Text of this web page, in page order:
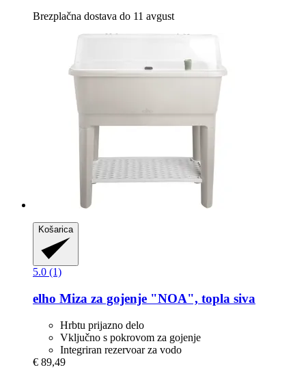
Brezplačna dostava do 11 avgust
Košarica
5.0 (1)
elho Miza za gojenje "NOA", topla siva
Hrbtu prijazno delo
Vključno s pokrovom za gojenje
Integriran rezervoar za vodo
€ 89,49